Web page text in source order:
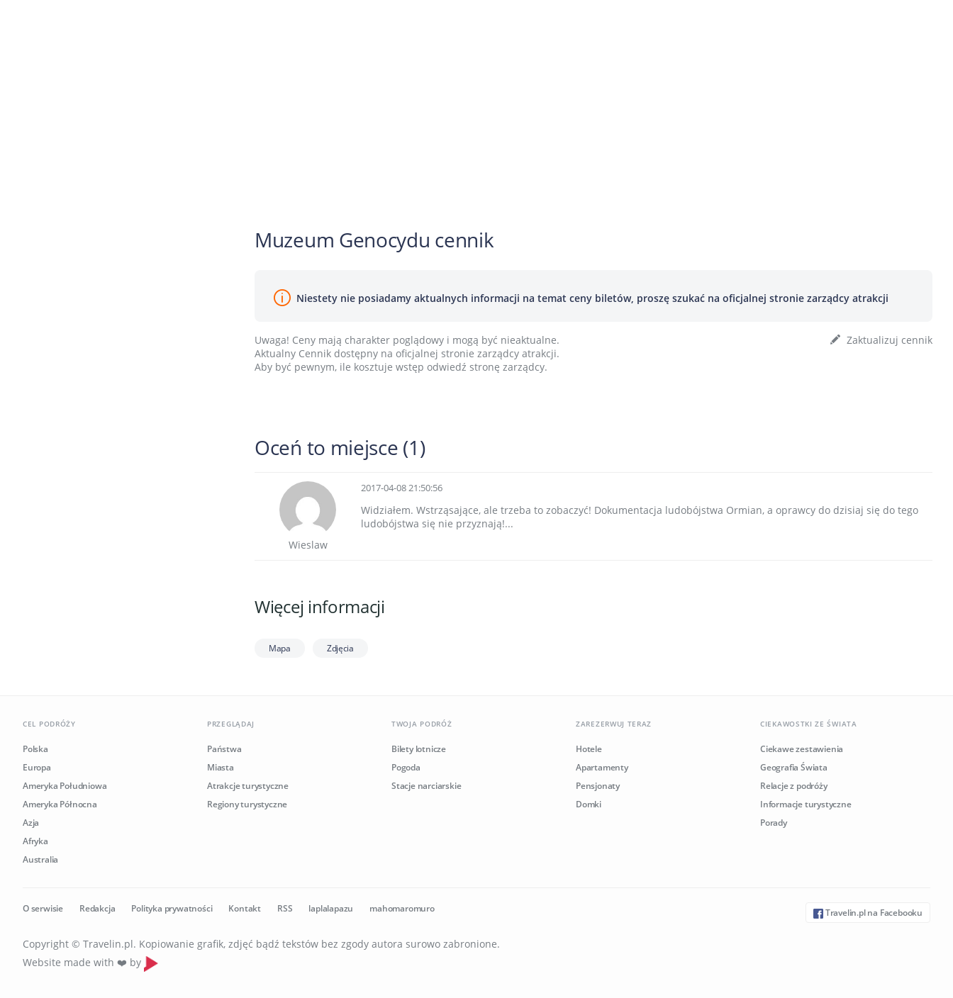
Muzeum Genocydu cennik
Niestety nie posiadamy aktualnych informacji na temat ceny biletów, proszę szukać na oficjalnej stronie zarządcy atrakcji
Zaktualizuj cennik
Uwaga! Ceny mają charakter poglądowy i mogą być nieaktualne.
Aktualny Cennik dostępny na oficjalnej stronie zarządcy atrakcji.
Aby być pewnym, ile kosztuje wstęp odwiedź stronę zarządcy.
Oceń to miejsce (1)
Wieslaw
2017-04-08 21:50:56
Widziałem. Wstrząsające, ale trzeba to zobaczyć! Dokumentacja ludobójstwa Ormian, a oprawcy do dzisiaj się do tego
ludobójstwa się nie przyznają!...
Więcej informacji
Mapa Zdjęcia
CEL PODRÓŻY
Polska
Europa
Ameryka Południowa
Ameryka Północna
Azja
Afryka
Australia
PRZEGLĄDAJ
Państwa
Miasta
Atrakcje turystyczne
Regiony turystyczne
TWOJA PODRÓŻ
Bilety lotnicze
Pogoda
Stacje narciarskie
ZAREZERWUJ TERAZ
Hotele
Apartamenty
Pensjonaty
Domki
CIEKAWOSTKI ZE ŚWIATA
Ciekawe zestawienia
Geografia Świata
Relacje z podróży
Informacje turystyczne
Porady
O serwisie Redakcja Polityka prywatności Kontakt RSS laplalapazu mahomaromuro Travelin.pl na Facebooku
Copyright © Travelin.pl. Kopiowanie grafik, zdjęć bądź tekstów bez zgody autora surowo zabronione.
Website made with ❤️ by